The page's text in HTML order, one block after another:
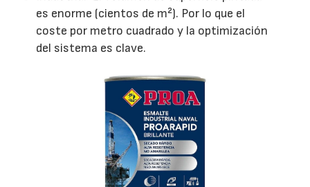
es enorme (cientos de m²). Por lo que el
coste por metro cuadrado y la optimización
del sistema es clave.